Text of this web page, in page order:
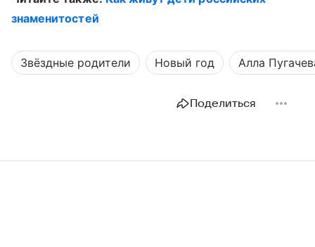
знаменитостей
Звёздные родители Новый год Алла
Поделиться